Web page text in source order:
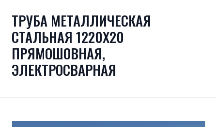
ТРУБА МЕТАЛЛИЧЕСКАЯ
СТАЛЬНАЯ 1220X20
ПРЯМОШОВНАЯ,
ЭЛЕКТРОСВАРНАЯ